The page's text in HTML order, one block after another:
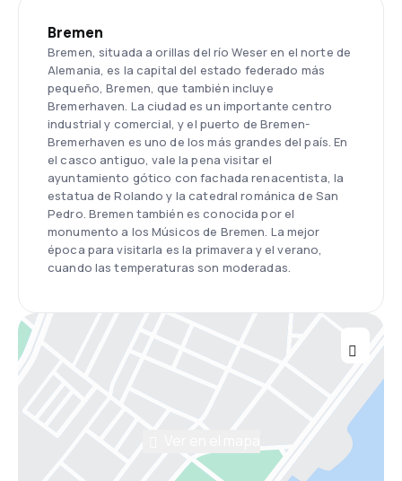
Bremen
Bremen, situada a orillas del río Weser en el norte de
Alemania, es la capital del estado federado más
pequeño, Bremen, que también incluye
Bremerhaven. La ciudad es un importante centro
industrial y comercial, y el puerto de Bremen-
Bremerhaven es uno de los más grandes del país. En
el casco antiguo, vale la pena visitar el
ayuntamiento gótico con fachada renacentista, la
estatua de Rolando y la catedral románica de San
Pedro. Bremen también es conocida por el
monumento a los Músicos de Bremen. La mejor
época para visitarla es la primavera y el verano,
cuando las temperaturas son moderadas.